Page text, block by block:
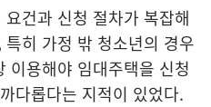
건과 신청 절차가 복잡해
히 가정 밖 청소년의 경우
이용해야 임대주택을 신청
다롭다는 지적이 있었다.